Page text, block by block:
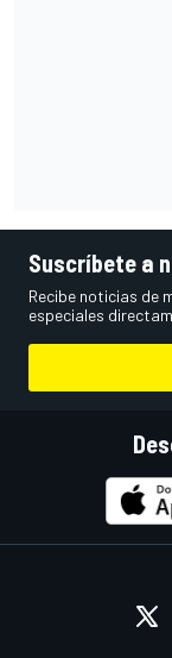
Suscríbete a
Recibe noticias de
especiales